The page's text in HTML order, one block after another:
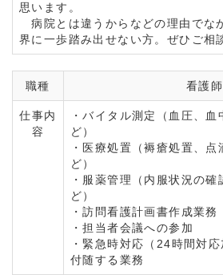
思います。
病院とは違うからなどの理由でな
界に一歩踏み出せない方。ぜひご相
職種 看護師
仕事内
容
・バイタル測定（血圧、
ど）
・医療処置（褥瘡処置、
ど）
・服薬管理（内服状況の
ど）
・訪問看護計画書作成業務
・担当者会議への参加
・緊急時対応（24時間対
付随する業務